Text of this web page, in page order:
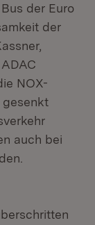
der Euro
der
NOX-
gesenkt
auch bei